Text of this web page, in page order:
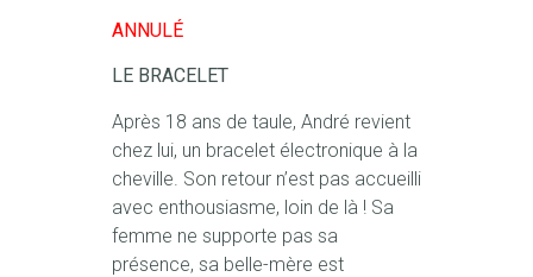
ANNULÉ
LE BRACELET
Après 18 ans de taule, André revient
chez lui, un bracelet électronique à la
cheville. Son retour n’est pas accueilli
avec enthousiasme, loin de là ! Sa
femme ne supporte pas sa
présence, sa belle-mère est